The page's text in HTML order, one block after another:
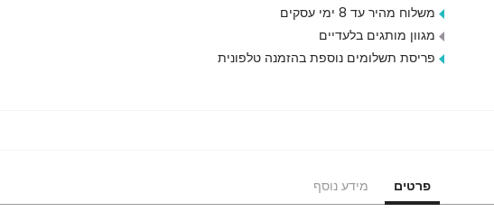
משלוח מהיר עד 8 ימי עסקים
מגוון מותגים בלעדיים
פריסת תשלומים נוספת בהזמנה טלפונית
פרטים מידע נוסף